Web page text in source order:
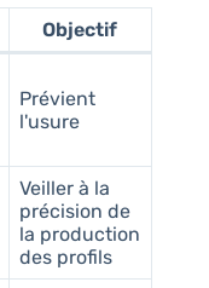
Objectif
Prévient
l'usure
Veiller à la
précision de
la production
des profils